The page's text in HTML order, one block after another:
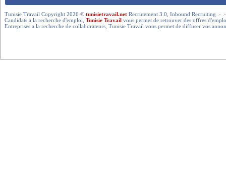
Tunisie Travail Copyright 2026 ©tunisietravail.net Recrutement 3.0, Inbound Recruiting .-
Candidats a la recherche d'emploi,Tunisie Travail vous permet de retrouver des offres
Entreprises a la recherche de collaborateurs, Tunisie Travail vous permet de diffuser vos